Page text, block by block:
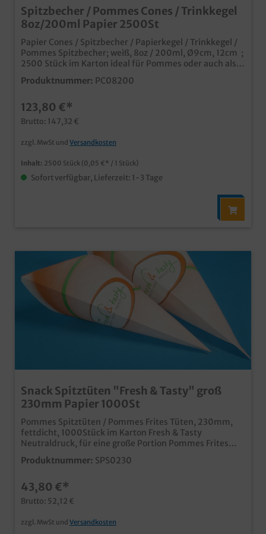
Spitzbecher / Pommes Cones / Trinkkegel
8oz/200ml Papier 2500St
Papier Cones / Spitzbecher / Papierkegel / Trinkkegel /
Pommes Spitzbecher; weiß, 8oz / 200ml, Ø9cm, 12cm ;
2500 Stück im Karton ideal für Pommes oder auch als
Trinkbecher für Wasserspender die umweltfreundliche
Alternative zu Plastikbechern und
Produktnummer: PC08200
123,80 €*
Brutto: 147,32 €
zzgl. MwSt und Versandkosten
Inhalt: 2500 Stück (0,05 €* / 1 Stück)
Sofort verfügbar, Lieferzeit: 1-3 Tage
Snack Spitztüten "Fresh & Tasty" groß
230mm Papier 1000St
Pommes Spitztüten / Pommes Frites Tüten, 230mm,
fettdicht, 1000Stück im Karton Fresh & Tasty
Neutraldruck, für eine große Portion Pommes Frites
fettdichtes Papier für den fleckfreien Pommes Frites
Genuss Made in Germany ab 50.000 Stück auch mit
Produktnummer: SPS0230
43,80 €*
Brutto: 52,12 €
zzgl. MwSt und Versandkosten